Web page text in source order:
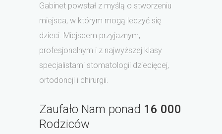
Gabinet powstał z myślą o stworzeniu
miejsca, w którym mogą leczyć się
dzieci. Miejscem przyjaznym,
profesjonalnym i z najwyższej klasy
specjalistami stomatologii dziecięcej,
ortodoncji i chirurgii.
Zaufało Nam ponad 16 000
Rodziców